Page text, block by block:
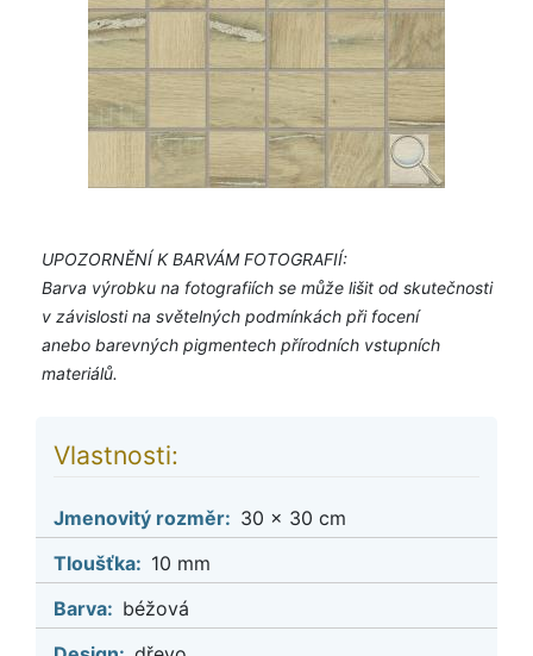
UPOZORNĚNÍ K BARVÁM FOTOGRAFIÍ:
Barva výrobku na fotografiích se může lišit od skutečnosti
v závislosti na světelných podmínkách při focení
anebo barevných pigmentech přírodních vstupních
materiálů.
Vlastnosti:
Jmenovitý rozměr: 30 x 30 cm
Tloušťka: 10 mm
Barva: béžová